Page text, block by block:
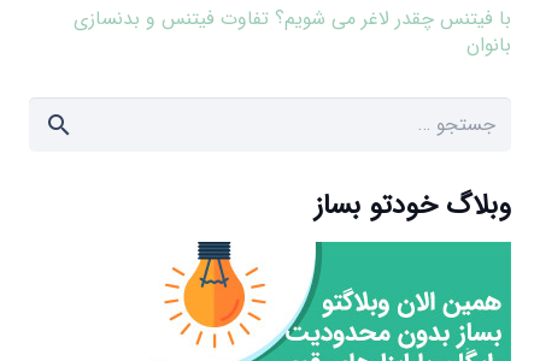
با فیتنس چقدر لاغر می شویم؟ تفاوت فیتنس و بدنسازی
بانوان
جستجو
وبلاگ خودتو بساز